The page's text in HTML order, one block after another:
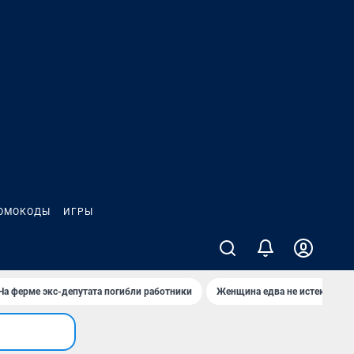
ИГРЫ
ферме экс-депутата погибли работники Женщина едва не истекла